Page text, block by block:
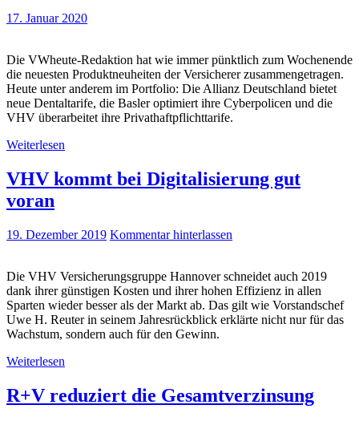
17. Januar 2020
Die VWheute-Redaktion hat wie immer pünktlich zum Wochenende
die neuesten Produktneuheiten der Versicherer zusammengetragen.
Heute unter anderem im Portfolio: Die Allianz Deutschland bietet
neue Dentaltarife, die Basler optimiert ihre Cyberpolicen und die
VHV überarbeitet ihre Privathaftpflichttarife.
Weiterlesen
VHV kommt bei Digitalisierung gut
voran
19. Dezember 2019 Kommentar hinterlassen
Die VHV Versicherungsgruppe Hannover schneidet auch 2019
dank ihrer günstigen Kosten und ihrer hohen Effizienz in allen
Sparten wieder besser als der Markt ab. Das gilt wie Vorstandschef
Uwe H. Reuter in seinem Jahresrückblick erklärte nicht nur für das
Wachstum, sondern auch für den Gewinn.
Weiterlesen
R+V reduziert die Gesamtverzinsung